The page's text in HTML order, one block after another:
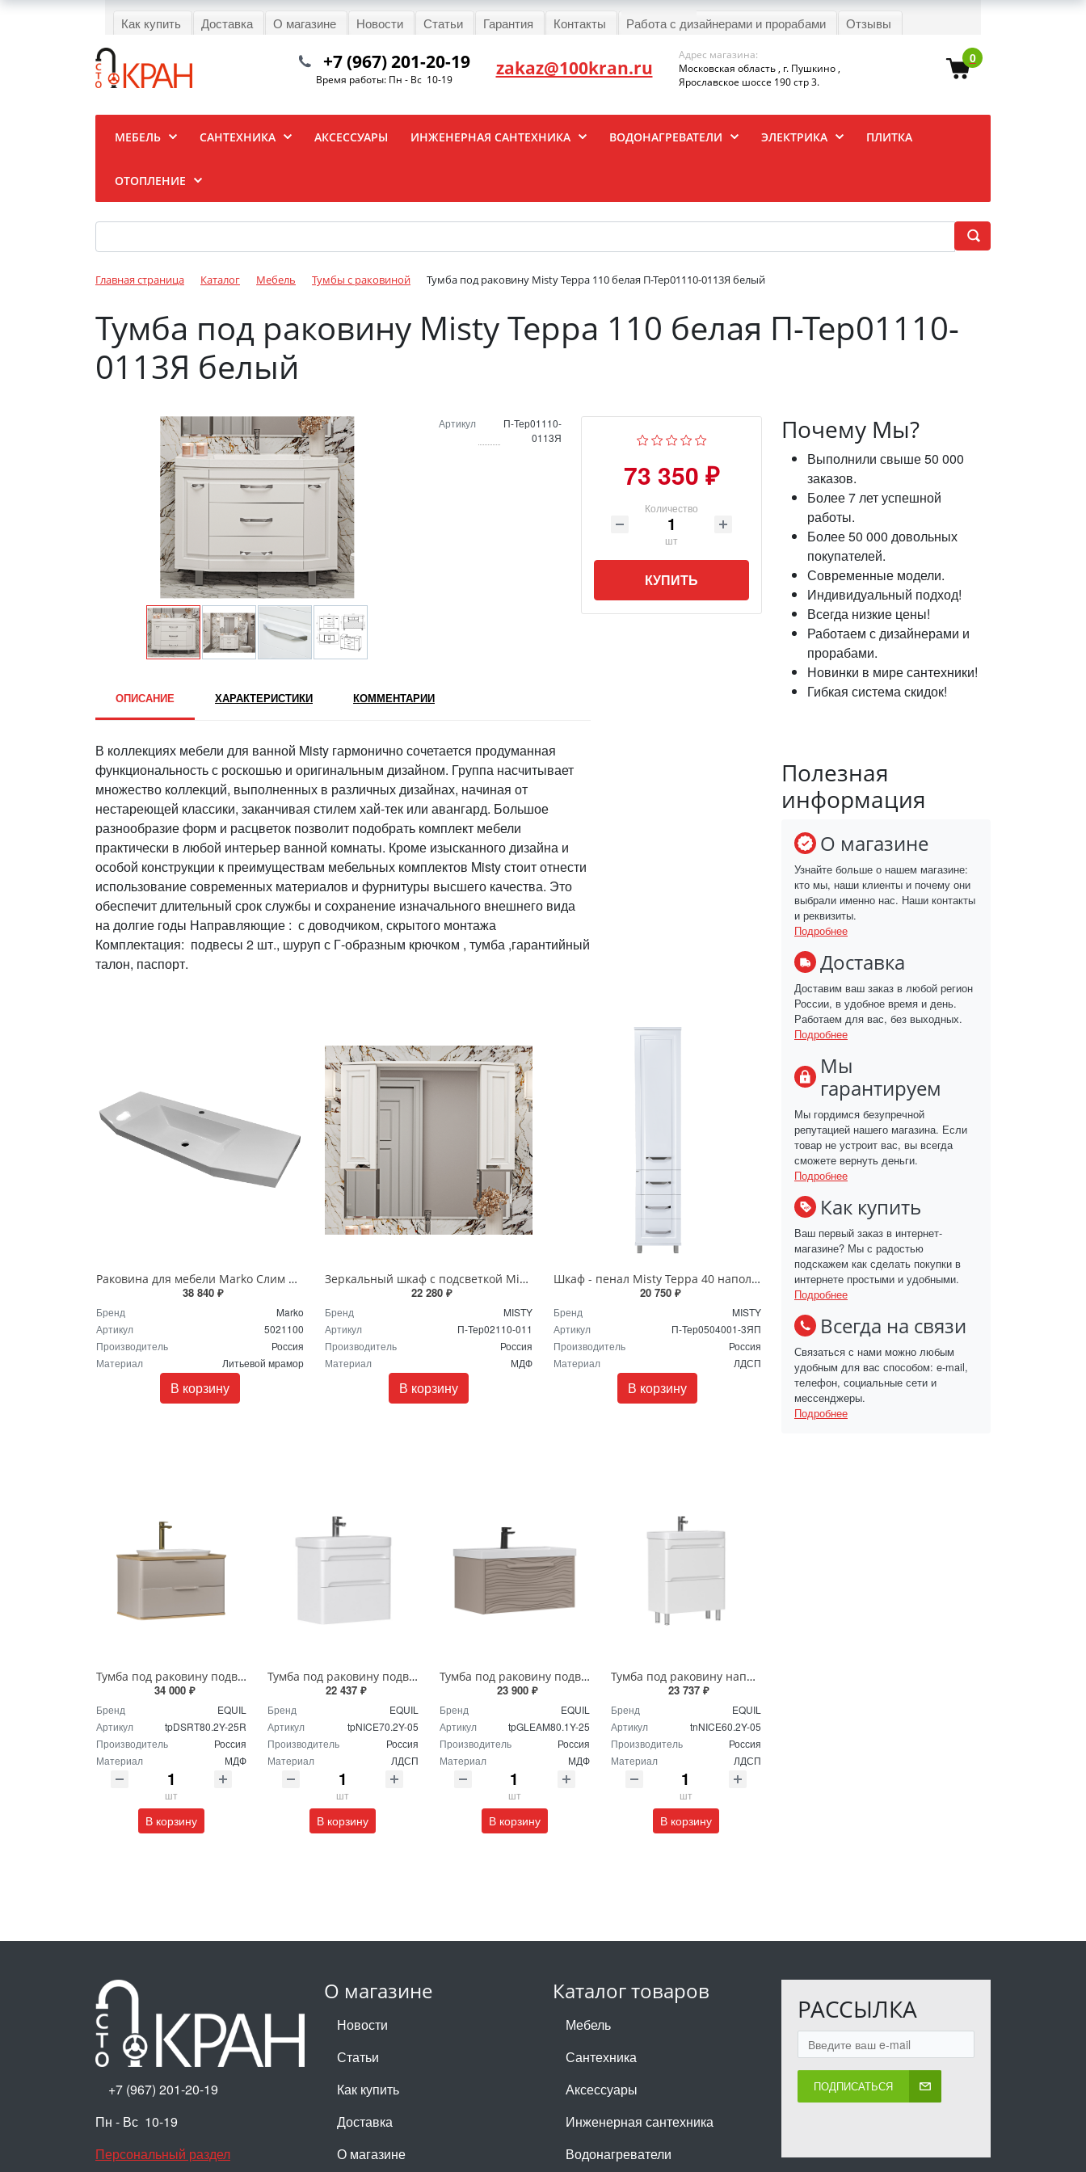
Как купить Доставка О магазине Новости Статьи Гарантия Контакты Работа с дизайнерами и прорабами Отзывы
0
+7 (967) 201-20-19
Время работы: Пн - Вс 10-19 zakaz@100kran.ru
Адрес магазина:
Московская область , г. Пушкино ,
Ярославское шоссе 190 стр 3.
МЕБЕЛЬ САНТЕХНИКА АКСЕССУАРЫ ИНЖЕНЕРНАЯ САНТЕХНИКА ВОДОНАГРЕВАТЕЛИ ЭЛЕКТРИКА ПЛИТКА
ОТОПЛЕНИЕ
Главная страница Каталог Мебель Тумбы с раковиной Тумба под раковину Misty Терра 110 белая П-Тер01110-0113Я белый
Тумба под раковину Misty Терра 110 белая П-Тер01110-
0113Я белый
Артикул
П-Тер01110-
0113Я
73 350 ₽
Количество
шт
КУПИТЬ
ОПИСАНИЕ ХАРАКТЕРИСТИКИ КОММЕНТАРИИ
В коллекциях мебели для ванной Misty гармонично сочетается продуманная
функциональность с роскошью и оригинальным дизайном. Группа насчитывает
множество коллекций, выполненных в различных дизайнах, начиная от
нестареющей классики, заканчивая стилем хай-тек или авангард. Большое
разнообразие форм и расцветок позволит подобрать комплект мебели
практически в любой интерьер ванной комнаты. Кроме изысканного дизайна и
особой конструкции к преимуществам мебельных комплектов Misty стоит отнести
использование современных материалов и фурнитуры высшего качества. Это
обеспечит длительный срок службы и сохранение изначального внешнего вида
на долгие годы Направляющие : с доводчиком, скрытого монтажа
Комплектация: подвесы 2 шт., шуруп с Г-образным крючком , тумба ,гарантийный
талон, паспорт.
Раковина для мебели Marko Слим 110 белая 5021100
38 840 ₽
Бренд
Marko
Артикул
5021100
Производитель
Россия
Материал
Литьевой мрамор
В корзину
Зеркальный шкаф с подсветкой Misty Терра 110 белый П-Тер02110-011
22 280 ₽
Бренд
MISTY
Артикул
П-Тер02110-011
Производитель
Россия
Материал
МДФ
В корзину
Шкаф - пенал Misty Терра 40 напольный правый белый П-Тер0504001-3ЯП
20 750 ₽
Бренд
MISTY
Артикул
П-Тер0504001-3ЯП
Производитель
Россия
Материал
ЛДСП
В корзину
Тумба под раковину подвесная EQUIL Десерт 80.2Я/Desert 80.2Y с ручками в цвет амарок tpDSRT80.2Y-25R амарок/дуб
34 000 ₽
Бренд
EQUIL
Артикул
tpDSRT80.2Y-25R
Производитель
Россия
Материал
МДФ
шт
В корзину
Тумба под раковину подвесная EQUIL Найс 70 см tpNICE70.2Y-05 белая
22 437 ₽
Бренд
EQUIL
Артикул
tpNICE70.2Y-05
Производитель
Россия
Материал
ЛДСП
шт
В корзину
Тумба под раковину подвесная EQUIL Глеам 80.1Я/Gleam 80.1Y амарок/дуб вотан tpGLEAM80.1Y-25
23 900 ₽
Бренд
EQUIL
Артикул
tpGLEAM80.1Y-25
Производитель
Россия
Материал
МДФ
шт
В корзину
Тумба под раковину напольная EQUIL Найс 60 см tnNICE60.2Y-05 белая
23 737 ₽
Бренд
EQUIL
Артикул
tnNICE60.2Y-05
Производитель
Россия
Материал
ЛДСП
шт
В корзину
Почему Мы?
Выполнили свыше 50 000
заказов.
Более 7 лет успешной
работы.
Более 50 000 довольных
покупателей.
Современные модели.
Индивидуальный подход!
Всегда низкие цены!
Работаем с дизайнерами и
прорабами.
Новинки в мире сантехники!
Гибкая система скидок!
Полезная
информация
О магазине
Узнайте больше о нашем магазине:
кто мы, наши клиенты и почему они
выбрали именно нас. Наши контакты
и реквизиты.
Подробнее
Доставка
Доставим ваш заказ в любой регион
России, в удобное время и день.
Работаем для вас, без выходных.
Подробнее
Мы
гарантируем
Мы гордимся безупречной
репутацией нашего магазина. Если
товар не устроит вас, вы всегда
сможете вернуть деньги.
Подробнее
Как купить
Ваш первый заказ в интернет-
магазине? Мы с радостью
подскажем как сделать покупки в
интернете простыми и удобными.
Подробнее
Всегда на связи
Связаться с нами можно любым
удобным для вас способом: e-mail,
телефон, социальные сети и
мессенджеры.
Подробнее
О магазине
Новости
Статьи
Как купить
Доставка
О магазине
Каталог товаров
Мебель
Сантехника
Аксессуары
Инженерная сантехника
Водонагреватели
РАССЫЛКА
ПОДПИСАТЬСЯ
+7 (967) 201-20-19
Пн - Вс 10-19
Персональный раздел